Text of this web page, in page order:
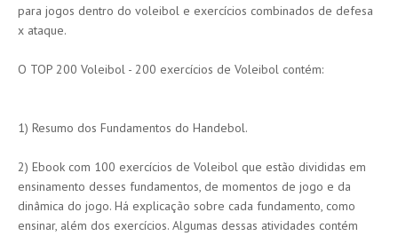
para jogos dentro do voleibol e exercícios combinados de defesa
x ataque.
O TOP 200 Voleibol - 200 exercícios de Voleibol contém:
1) Resumo dos Fundamentos do Handebol.
2) Ebook com 100 exercícios de Voleibol que estão divididas em
ensinamento desses fundamentos, de momentos de jogo e da
dinâmica do jogo. Há explicação sobre cada fundamento, como
ensinar, além dos exercícios. Algumas dessas atividades contém